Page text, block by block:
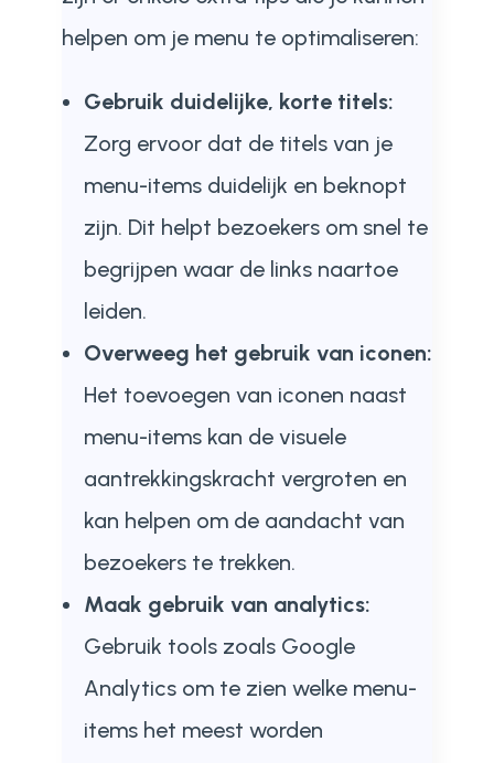
helpen om je menu te optimaliseren:
Gebruik duidelijke, korte titels:
Zorg ervoor dat de titels van je
menu-items duidelijk en beknopt
zijn. Dit helpt bezoekers om snel te
begrijpen waar de links naartoe
leiden.
Overweeg het gebruik van iconen:
Het toevoegen van iconen naast
menu-items kan de visuele
aantrekkingskracht vergroten en
kan helpen om de aandacht van
bezoekers te trekken.
Maak gebruik van analytics:
Gebruik tools zoals Google
Analytics om te zien welke menu-
items het meest worden